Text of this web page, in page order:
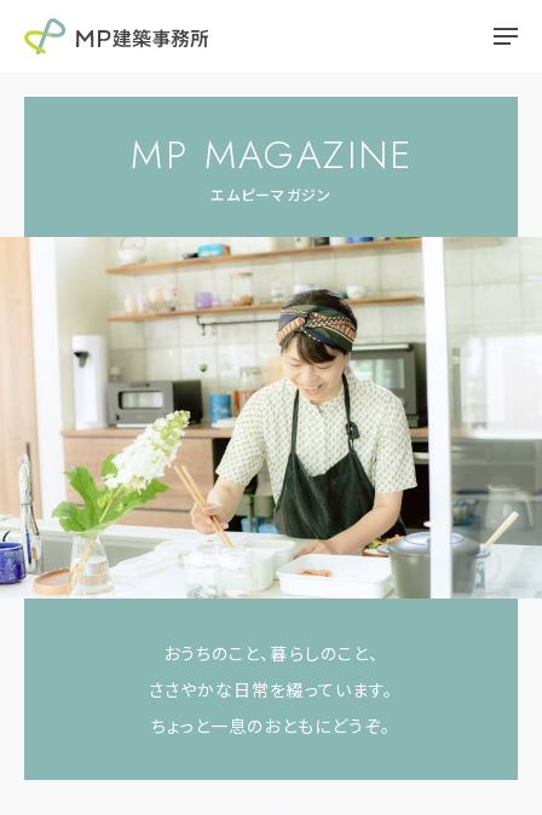
MP MAGAZINE
エムピーマガジン
おうちのこと、暮らしのこと、
ささやかな日常を綴っています。
ちょっと一息のおともにどうぞ。